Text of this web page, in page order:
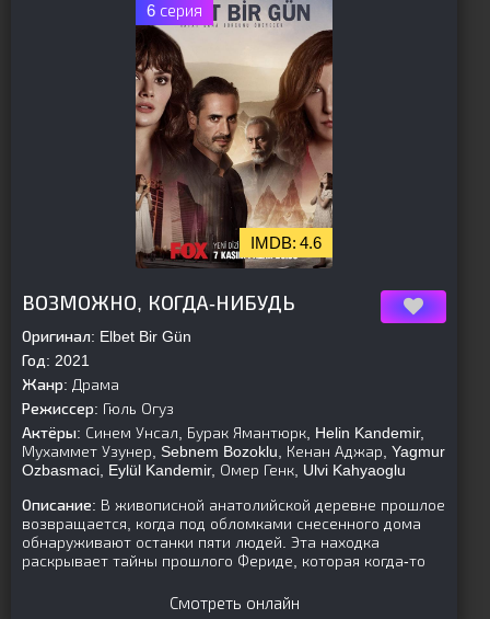
6 серия
4.6
ВОЗМОЖНО, КОГДА-НИБУДЬ
Оригинал: Elbet Bir Gün
Год: 2021
Жанр: Драма
Режиссер: Гюль Огуз
Актёры: Синем Унсал, Бурак Ямантюрк, Helin Kandemir,
Мухаммет Узунер, Sebnem Bozoklu, Кенан Аджар, Yagmur
Ozbasmaci, Eylül Kandemir, Омер Генк, Ulvi Kahyaoglu
Описание: В живописной анатолийской деревне прошлое
возвращается, когда под обломками снесенного дома
обнаруживают останки пяти людей. Эта находка
раскрывает тайны прошлого Фериде, которая когда-то
Смотреть онлайн